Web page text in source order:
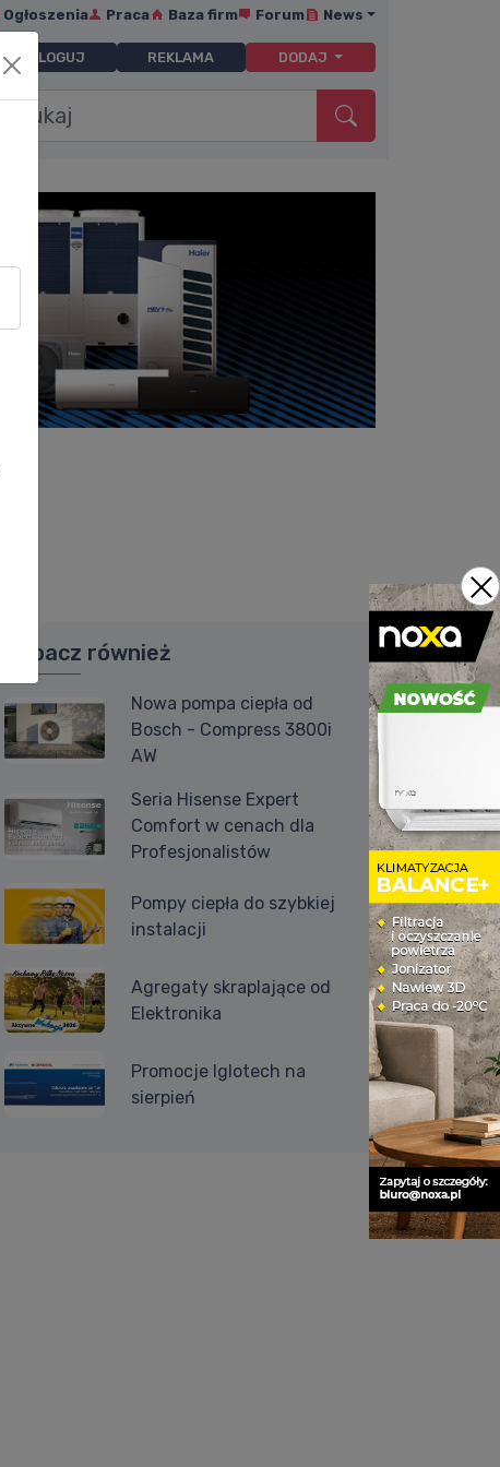
Ogłoszenia Praca Baza firm Forum News
ZALOGUJ REKLAMA DODAJ
Zobacz również
Nowa pompa ciepła od
Bosch - Compress 3800i
AW
Seria Hisense Expert
Comfort w cenach dla
Profesjonalistów
Pompy ciepła do szybkiej
instalacji
Agregaty skraplające od
Elektronika
Promocje Iglotech na
sierpień